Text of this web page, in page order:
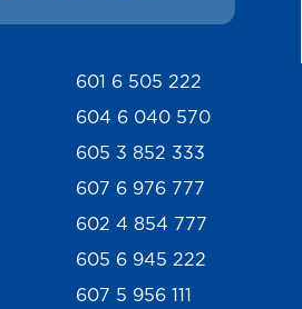
601 6 505 222
604 6 040 570
605 3 852 333
607 6 976 777
602 4 854 777
605 6 945 222
607 5 956 111